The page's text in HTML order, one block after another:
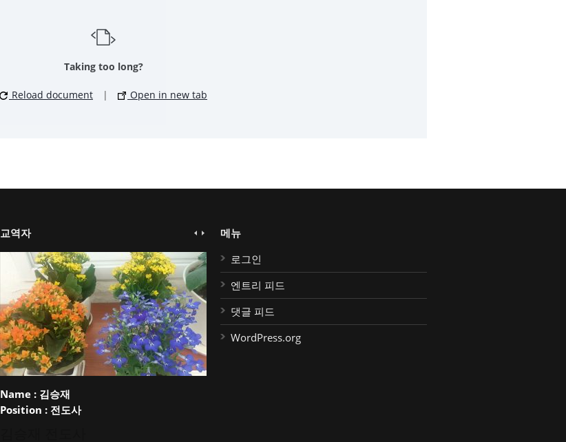
Taking too long?
Reload document | Open in new tab
교역자
Name :김승재
Position :전도사
메뉴
로그인
엔트리 피드
댓글 피드
WordPress.org